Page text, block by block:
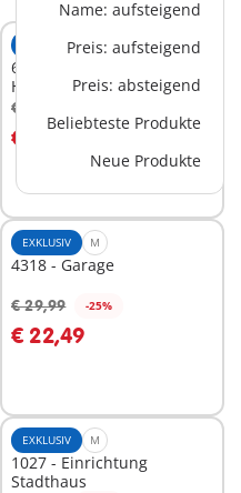
Name: aufsteigend
Preis: aufsteigend
Preis: absteigend
Beliebteste Produkte
Neue Produkte
EXKLUSIV XS
6557 -
Hauswirtschaftsraum
€ 12,99
€ 9,74
In den Warenkorb
EXKLUSIV M
4318 - Garage
€ 29,99 -25%
€ 22,49
In den Warenkorb
EXKLUSIV M
1027 - Einrichtung
Stadthaus